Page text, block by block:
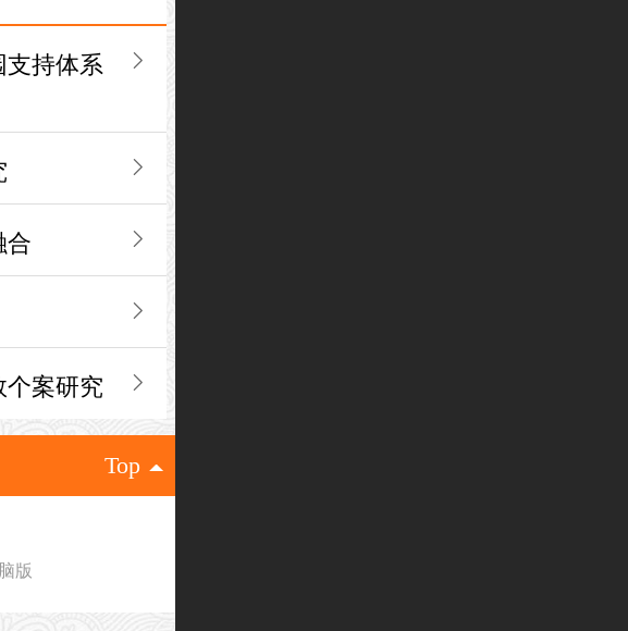
支持体系
合
个案研究
Top
版